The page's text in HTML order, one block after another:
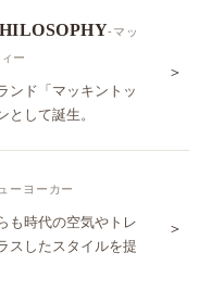
-マッ
ー
ンド「マッキントッ
として誕生。
＞
ーヨーカー
も時代の空気やトレ
スしたスタイルを提
＞